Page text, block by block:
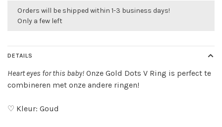
Orders will be shipped within 1-3 business days!
Only a few left
DETAILS
Heart eyes for this baby! Onze Gold Dots V Ring is perfect te
combineren met onze andere ringen!
♡ Kleur: Goud